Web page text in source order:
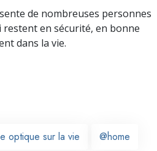
de nombreuses personnes
en sécurité, en bonne
dans la vie.
optique sur la vie @home